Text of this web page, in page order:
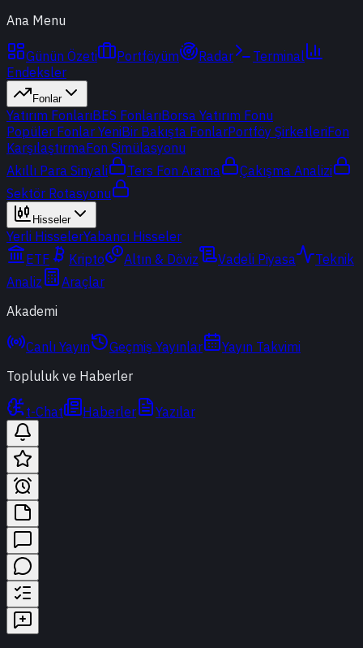
Ana Menu
Günün Özeti Portföyüm Radar
Terminal
Endeksler
Fonlar
Yatırım FonlarıBES FonlarıBorsa Yatırım Fonu
Popüler Fonlar YeniBir Bakışta FonlarPortföy ŞirketleriFon
KarşılaştırmaFon Simülasyonu
Akıllı Para Sinyali
Ters Fon Arama
Çakışma Analizi
Sektör Rotasyonu
Hisseler
Yerli HisselerYabancı Hisseler
ETF
Kripto Altın & Döviz Vadeli Piyasa
Teknik
Analiz
Araçlar
Akademi
Canlı Yayın Geçmiş Yayınlar
Yayın Takvimi
Topluluk ve Haberler
t-Chat Haberler Yazılar